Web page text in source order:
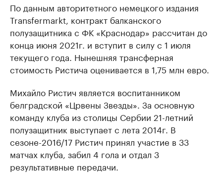
По данным авторитетного немецкого издания
Transfermarkt, контракт балканского
полузащитника с ФК «Краснодар» рассчитан до
конца июня 2021г. и вступит в силу с 1 июля
текущего года. Нынешняя трансферная
стоимость Ристича оценивается в 1,75 млн евро.
Михайло Ристич является воспитанником
белградской «Црвены Звезды». За основную
команду клуба из столицы Сербии 21-летний
полузащитник выступает с лета 2014г. В
сезоне-2016/17 Ристич принял участие в 33
матчах клуба, забил 4 гола и отдал 3
результативные передачи.